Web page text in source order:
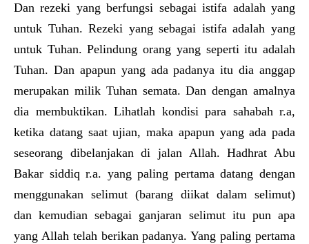
Dan rezeki yang berfungsi sebagai istifa adalah yang
untuk Tuhan. Rezeki yang sebagai istifa adalah yang
untuk Tuhan. Pelindung orang yang seperti itu adalah
Tuhan. Dan apapun yang ada padanya itu dia anggap
merupakan milik Tuhan semata. Dan dengan amalnya
dia membuktikan. Lihatlah kondisi para sahabah r.a,
ketika datang saat ujian, maka apapun yang ada pada
seseorang dibelanjakan di jalan Allah. Hadhrat Abu
Bakar siddiq r.a. yang paling pertama datang dengan
menggunakan selimut (barang diikat dalam selimut)
dan kemudian sebagai ganjaran selimut itu pun apa
yang Allah telah berikan padanya. Yang paling pertama